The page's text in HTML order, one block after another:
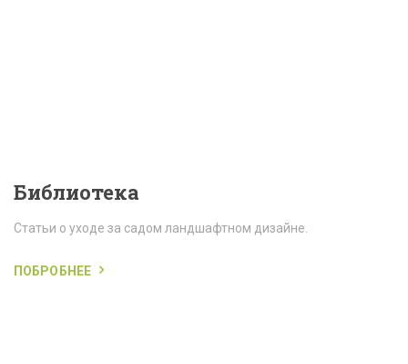
Библиотека
Статьи о уходе за садом ландшафтном дизайне.
ПОБРОБНЕЕ